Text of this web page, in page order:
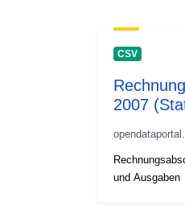
CSV
2007
und Ausgaben